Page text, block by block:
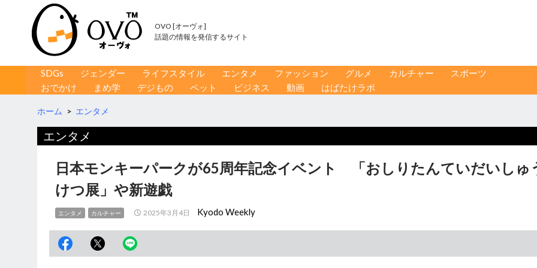
OVO [オーヴォ]
話題の情報を発信するサイト
コンテンツへ移動
SDGs ジェンダー ライフスタイル エンタメ ファッション グルメ カルチャー
スポーツ
おでかけ
まめ学 デジもの ペット ビジネス 動画 はばたけラボ
ホーム > エンタメ
エンタメ
日本モンキーパークが65周年記念イベント 「おしりたんていだいしゅ
けつ展」や新遊戯
エンタメ カルチャー 2025年3月4日 Kyodo Weekly